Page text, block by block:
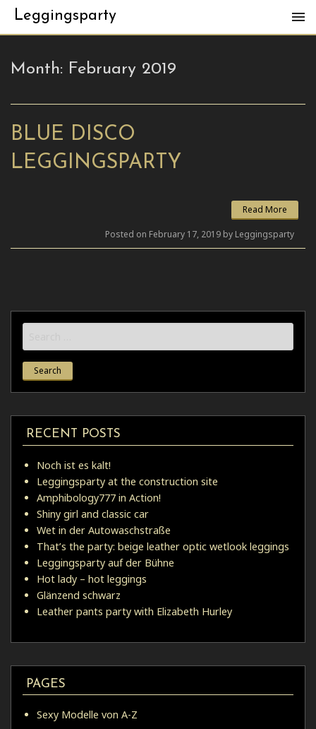
Leggingsparty
Month: February 2019
BLUE DISCO
LEGGINGSPARTY
Read More
Posted on February 17, 2019 by Leggingsparty
for:
RECENT POSTS
Noch ist es kalt!
Leggingsparty at the construction site
Amphibology777 in Action!
Shiny girl and classic car
Wet in der Autowaschstraße
That’s the party: beige leather optic wetlook leggings
Leggingsparty auf der Bühne
Hot lady – hot leggings
Glänzend schwarz
Leather pants party with Elizabeth Hurley
PAGES
Sexy Modelle von A-Z